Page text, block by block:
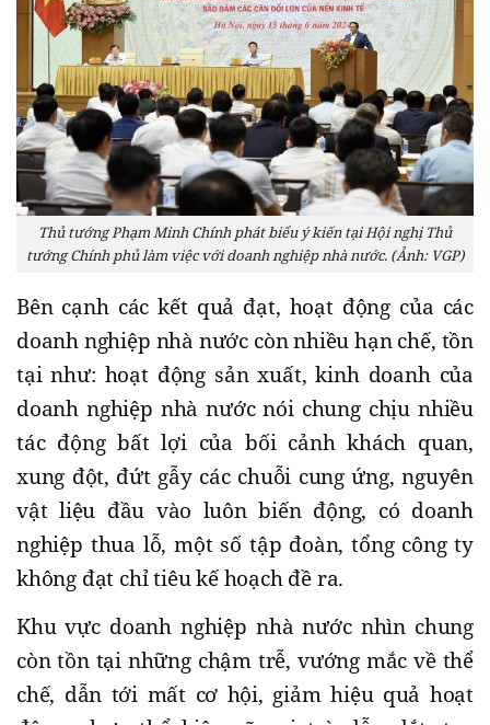
Thủ tướng Phạm Minh Chính phát biểu ý kiến tại Hội nghị Thủ
tướng Chính phủ làm việc với doanh nghiệp nhà nước. (Ảnh: VGP)
Bên cạnh các kết quả đạt, hoạt động của các
doanh nghiệp nhà nước còn nhiều hạn chế, tồn
tại như: hoạt động sản xuất, kinh doanh của
doanh nghiệp nhà nước nói chung chịu nhiều
tác động bất lợi của bối cảnh khách quan,
xung đột, đứt gẫy các chuỗi cung ứng, nguyên
vật liệu đầu vào luôn biến động, có doanh
nghiệp thua lỗ, một số tập đoàn, tổng công ty
không đạt chỉ tiêu kế hoạch đề ra.
Khu vực doanh nghiệp nhà nước nhìn chung
còn tồn tại những chậm trễ, vướng mắc về thể
chế, dẫn tới mất cơ hội, giảm hiệu quả hoạt